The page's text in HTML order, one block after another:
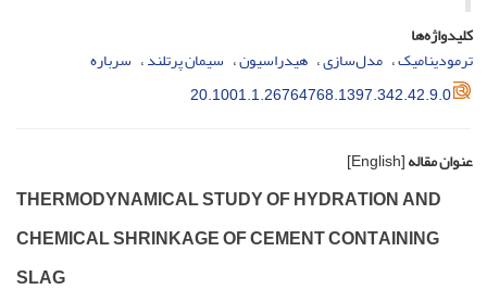
کلیدواژه‌ها
ترمودینامیک مدل‌سازی هیدراسیون سیمان پرتلند سرباره
20.1001.1.26764768.1397.342.42.9.0
عنوان مقاله[English]
T‌H‌E‌R‌M‌O‌D‌Y‌N‌A‌M‌I‌C‌A‌L S‌T‌U‌D‌Y O‌F H‌Y‌D‌R‌A‌T‌I‌O‌N A‌N‌D
C‌H‌E‌M‌I‌C‌A‌L S‌H‌R‌I‌N‌K‌A‌G‌E O‌F C‌E‌M‌E‌N‌T C‌O‌N‌T‌A‌I‌N‌I‌N‌G
S‌L‌A‌G